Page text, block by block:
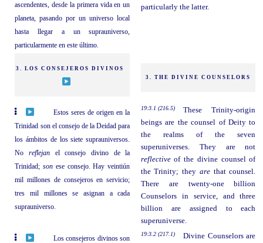
ascendentes, desde la primera vida en un
planeta, pasando por un universo local
hasta llegar a un suprauniverso,
particularmente en este último.
particularly the latter.
3. LOS CONSEJEROS DIVINOS
3. THE DIVINE COUNSELORS
Estos seres de origen en la
Trinidad son el consejo de la Deidad para
los ámbitos de los siete suprauniversos.
Noreflejan el consejo divino de la
Trinidad;son ese consejo. Hay veintiún
mil millones de consejeros en servicio;
tres mil millones se asignan a cada
suprauniverso.
19:3.1 (216.5)
These Trinity-origin
beings are the counsel of Deity to
the realms of the seven
superuniverses. They are not
reflectiveof the divine counsel of
the Trinity; they arethat counsel.
There are twenty-one billion
Counselors in service, and three
billion are assigned to each
superuniverse.
Los consejeros divinos son
19:3.2 (217.1)
Divine Counselors are